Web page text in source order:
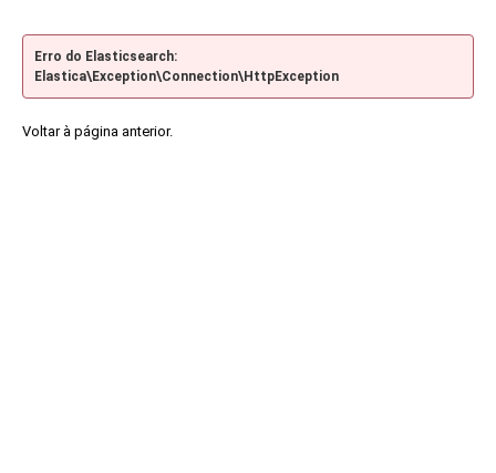
Erro do Elasticsearch:
Elastica\Exception\Connection\HttpException
Voltar à página anterior.